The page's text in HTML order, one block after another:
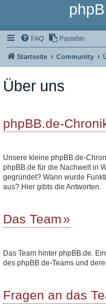
FAQ Pastebin
Startseite Community
Über uns
phpBB.de-
Unsere kleine phpBB.de-
phpBB.de für die Nachwelt in
gegründet? Wann wurde
aus? Hier gibts die Antworten.
Das Team
Das Team hinter phpBB.de.
des phpBB.de-Teams und
Fragen an das